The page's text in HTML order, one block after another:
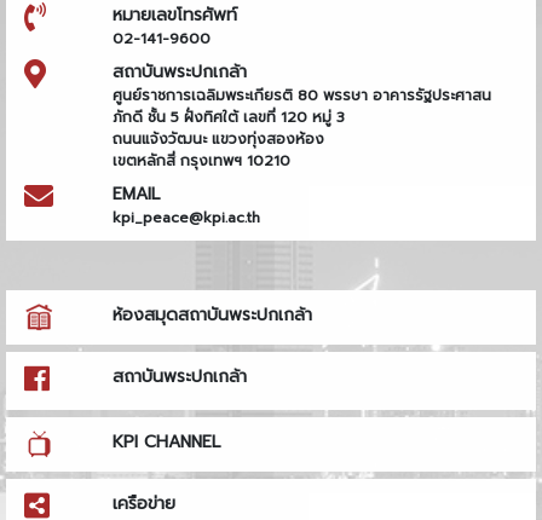
หมายเลขโทรศัพท์
02-141-9600
สถาบันพระปกเกล้า
ศูนย์ราชการเฉลิมพระเกียรติ 80 พรรษา อาคารรัฐประศาสน
ภักดี ชั้น 5 ฝั่งทิศใต้ เลขที่ 120 หมู่ 3
ถนนแจ้งวัฒนะ แขวงทุ่งสองห้อง
เขตหลักสี่ กรุงเทพฯ 10210
EMAIL
kpi_peace@kpi.ac.th
ห้องสมุดสถาบันพระปกเกล้า
สถาบันพระปกเกล้า
KPI CHANNEL
เครือข่าย